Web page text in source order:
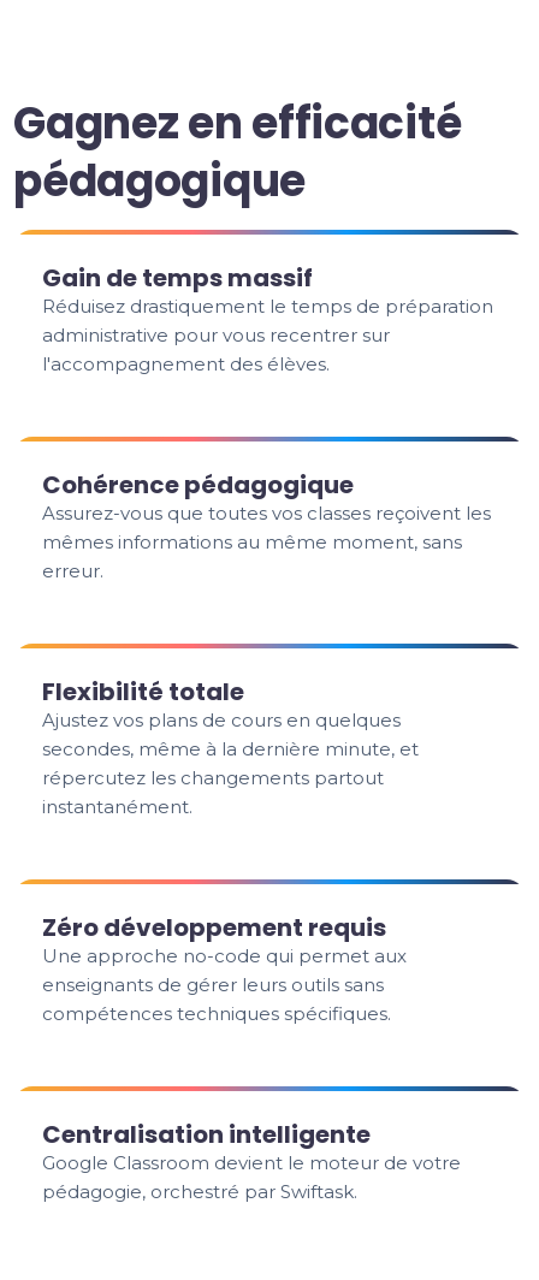
Gagnez en efficacité
pédagogique
Gain de temps massif
Réduisez drastiquement le temps de préparation
administrative pour vous recentrer sur
l'accompagnement des élèves.
Cohérence pédagogique
Assurez-vous que toutes vos classes reçoivent les
mêmes informations au même moment, sans
erreur.
Flexibilité totale
Ajustez vos plans de cours en quelques
secondes, même à la dernière minute, et
répercutez les changements partout
instantanément.
Zéro développement requis
Une approche no-code qui permet aux
enseignants de gérer leurs outils sans
compétences techniques spécifiques.
Centralisation intelligente
Google Classroom devient le moteur de votre
pédagogie, orchestré par Swiftask.